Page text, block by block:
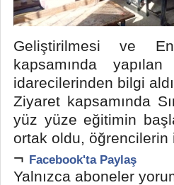
Geliştirilmesi ve
kapsamında
idarecilerinden bilgi
Ziyaret kapsamında
yüz yüze eğitimin
ortak oldu,
¬ Facebook'ta Paylaş
Yalnızca aboneler